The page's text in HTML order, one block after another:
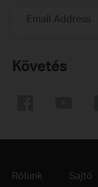
Email Address
Követés
Rólunk Sajtó